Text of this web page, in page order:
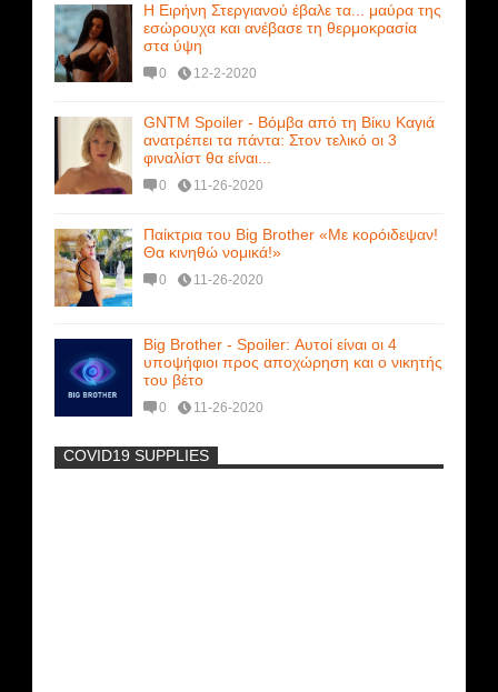
Η Ειρήνη Στεργιανού έβαλε τα... μαύρα της
εσώρουχα και ανέβασε τη θερμοκρασία
στα ύψη
0 12-2-2020
GNTM Spoiler - Βόμβα από τη Βίκυ Καγιά
ανατρέπει τα πάντα: Στον τελικό οι 3
φιναλίστ θα είναι...
0 11-26-2020
Παίκτρια του Big Brother «Με κορόιδεψαν!
Θα κινηθώ νομικά!»
0 11-26-2020
Big Brother - Spoiler: Αυτοί είναι οι 4
υποψήφιοι προς αποχώρηση και ο νικητής
του βέτο
0 11-26-2020
-
COVID19 SUPPLIES